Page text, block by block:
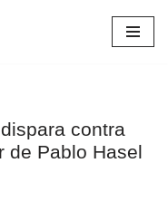
contra
de Pablo Hasel